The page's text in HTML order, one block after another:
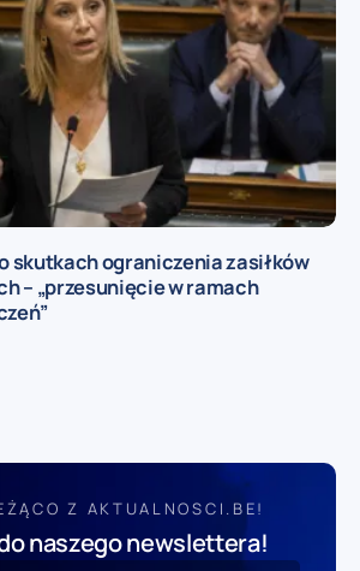
skutkach ograniczenia zasiłków
– „przesunięcie w ramach
Z AKTUALNOSCI.BE!
naszego newslettera!